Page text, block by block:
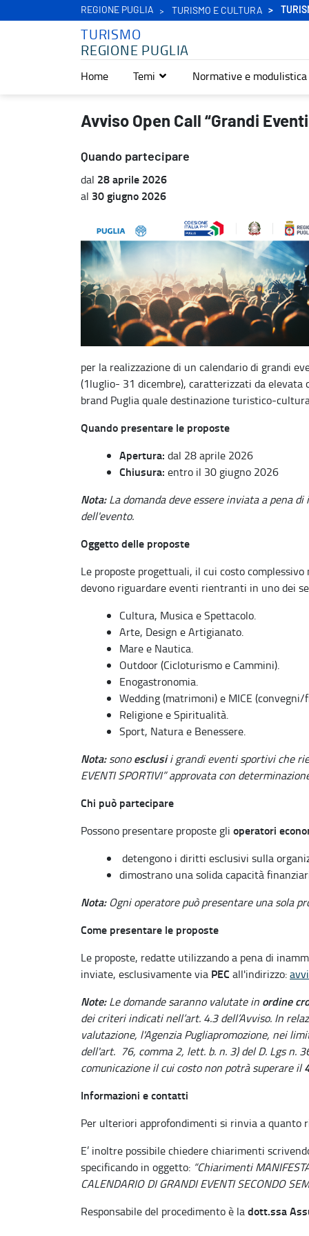
REGIONE PUGLIA TURISMO E CULTURA
TURISMO
REGIONE PUGLIA
Home Temi Normative e modulistica
Avviso Open Call “Grandi Eventi Secondo Semestre 2026” -
Avviso Open Call “Grandi
Quando partecipare
dal 28 aprile 2026
al 30 giugno 2026
per la realizzazione di un calendario di grandi
(1luglio- 31 dicembre), caratterizzati da
brand Puglia quale destinazione turistico-
Quando presentare le proposte
Apertura: dal 28 aprile 2026
Chiusura: entro il 30 giugno 2026
Nota:La domanda deve essere inviata a pena
dell'evento.
Oggetto delle proposte
Le proposte progettuali, il cui costo
devono riguardare eventi rientranti in uno dei
Cultura, Musica e Spettacolo.
Arte, Design e Artigianato.
Mare e Nautica.
Outdoor (Cicloturismo e Cammini).
Enogastronomia.
Wedding (matrimoni) e MICE (convegni/
Religione e Spiritualità.
Sport, Natura e Benessere.
Nota:sonoesclusii grandi eventi sportivi che
EVENTI SPORTIVI” approvata con
Chi può partecipare
Possono presentare proposte gli operatori
detengono i diritti esclusivi sulla
dimostrano una solida capacità
Nota: Ogni operatore può presentare una sola
Come presentare le proposte
Le proposte, redatte utilizzando a pena di
inviate, esclusivamente via PEC all'indirizzo:
Note:Le domande saranno valutate in ordine
dei criteri indicati nell’art. 4.3 dell’Avviso. In
valutazione, l'Agenzia Pugliapromozione, nei
dell'art. 76, comma 2, lett. b. n. 3) del D. Lgs n.
comunicazione il cui costo non potrà superare il
Informazioni e contatti
Per ulteriori approfondimenti si rinvia a quanto
E’ inoltre possibile chiedere chiarimenti
specificando in oggetto: “Chiarimenti
CALENDARIO DI GRANDI EVENTI SECONDO
Responsabile del procedimento è ladott.ssa